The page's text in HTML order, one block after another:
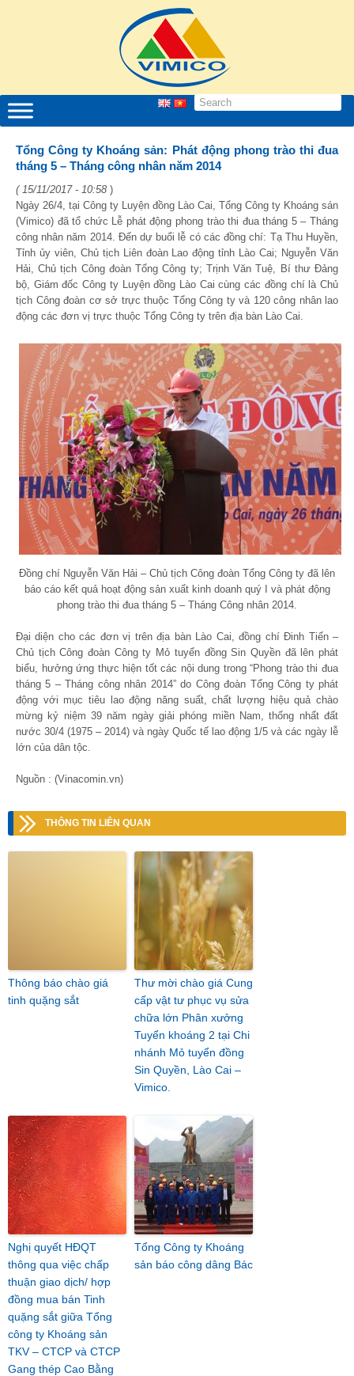
Tổng Công ty Khoáng sản: Phát động phong trào thi đua
tháng 5 – Tháng công nhân năm 2014
( 15/11/2017 - 10:58 )
Ngày 26/4, tại Công ty Luyện đồng Lào Cai, Tổng Công ty Khoáng sán
(Vimico) đã tổ chức Lễ phát động phong trào thi đua tháng 5 – Tháng
công nhân năm 2014. Đến dự buổi lễ có các đồng chí: Tạ Thu Huyền,
Tỉnh ủy viên, Chủ tịch Liên đoàn Lao động tỉnh Lào Cai; Nguyễn Văn
Hải, Chủ tịch Công đoàn Tổng Công ty; Trịnh Văn Tuệ, Bí thư Đảng
bộ, Giám đốc Công ty Luyện đồng Lào Cai cùng các đồng chí là Chủ
tịch Công đoàn cơ sở trực thuộc Tổng Công ty và 120 công nhân lao
động các đơn vị trực thuộc Tổng Công ty trên địa bàn Lào Cai.
Đồng chí Nguyễn Văn Hải – Chủ tịch Công đoàn Tổng Công ty đã lên
báo cáo kết quả hoạt động sản xuất kinh doanh quý I và phát động
phong trào thi đua tháng 5 – Tháng Công nhân 2014.
Đại diện cho các đơn vị trên địa bàn Lào Cai, đồng chí Đinh Tiến –
Chủ tịch Công đoàn Công ty Mỏ tuyển đồng Sin Quyền đã lên phát
biểu, hưởng ứng thực hiện tốt các nội dung trong “Phong trào thi đua
tháng 5 – Tháng công nhân 2014” do Công đoàn Tổng Công ty phát
động với mục tiêu lao động năng suất, chất lượng hiệu quả chào
mừng kỷ niệm 39 năm ngày giải phóng miền Nam, thống nhất đất
nước 30/4 (1975 – 2014) và ngày Quốc tế lao động 1/5 và các ngày lễ
lớn của dân tộc.
Nguồn : (Vinacomin.vn)
THÔNG TIN LIÊN QUAN
Thông báo chào giá
tinh quặng sắt
Thư mời chào giá Cung
cấp vật tư phục vụ sửa
chữa lớn Phân xưởng
Tuyển khoáng 2 tại Chi
nhánh Mỏ tuyển đồng
Sin Quyền, Lào Cai –
Vimico.
Nghị quyết HĐQT
thông qua việc chấp
thuận giao dịch/ hợp
đồng mua bán Tinh
quặng sắt giữa Tổng
công ty Khoáng sản
TKV – CTCP và CTCP
Gang thép Cao Bằng
Tổng Công ty Khoáng
sản báo công dâng Bác